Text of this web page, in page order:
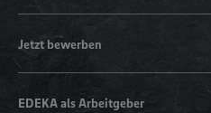
Jetzt bewerben
EDEKA als Arbeitgeber